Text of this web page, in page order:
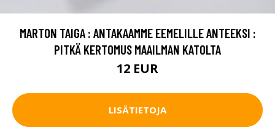
MARTON TAIGA : ANTAKAAMME EEMELILLE ANTEEKSI :
PITKÄ KERTOMUS MAAILMAN KATOLTA
12 EUR
LISÄTIETOJA